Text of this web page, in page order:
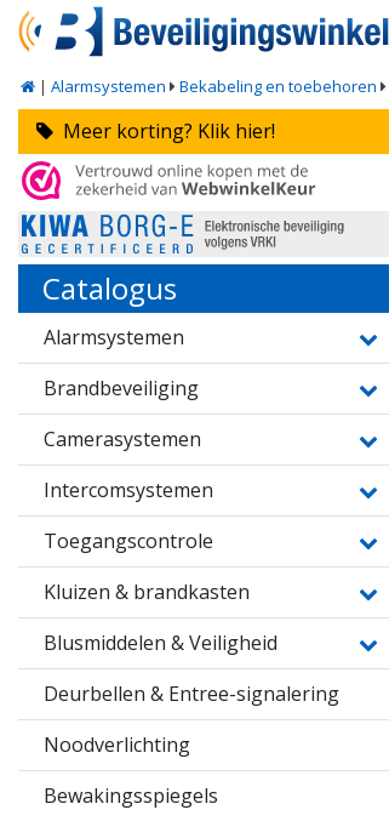
| Alarmsystemen Bekabeling en toebehoren
Meer korting? Klik hier!
Catalogus
Alarmsystemen
Brandbeveiliging
Camerasystemen
Intercomsystemen
Toegangscontrole
Kluizen & brandkasten
Blusmiddelen & Veiligheid
Deurbellen & Entree-signalering
Noodverlichting
Bewakingsspiegels